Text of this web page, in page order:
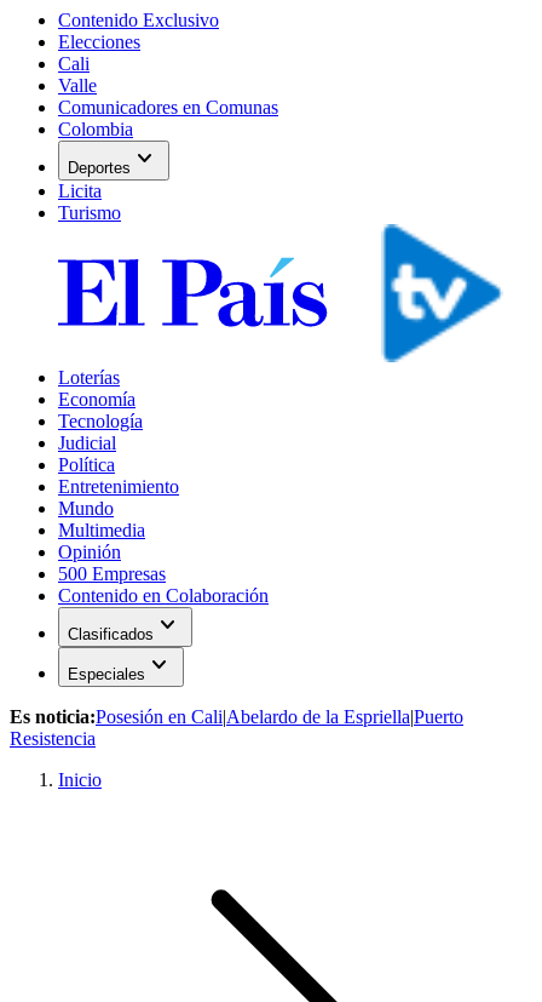
Contenido Exclusivo
Elecciones
Cali
Valle
Comunicadores en Comunas
Colombia
Deportes expand_more
Licita
Turismo
Loterías
Economía
Tecnología
Judicial
Política
Entretenimiento
Mundo
Multimedia
Opinión
500 Empresas
Contenido en Colaboración
Clasificados expand_more
Especiales expand_more
Es noticia:Posesión en Cali|Abelardo de la Espriella|Puerto
Resistencia
Inicio